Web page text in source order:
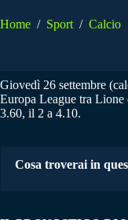
Home / Sport / Calcio
Giovedì 26 settembre
Europa League tra Lione
3.60, il 2 a 4.10.
Cosa troverai in